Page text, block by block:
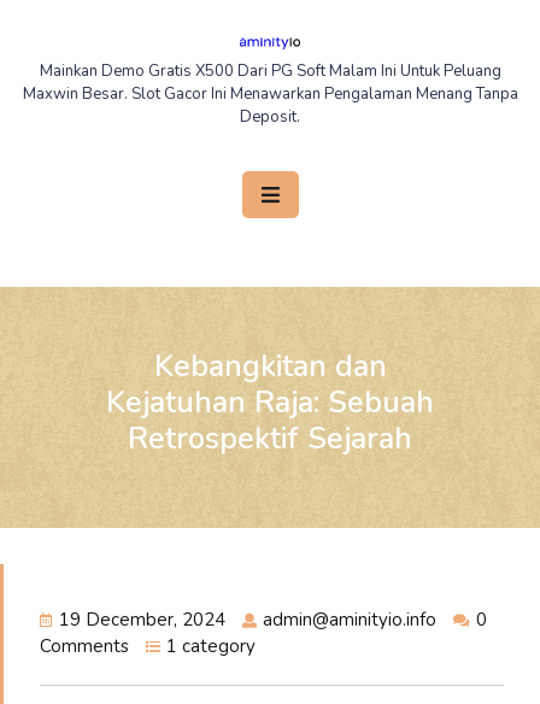
contentMainkan Demo Gratis X500 Dari PG Soft Malam Ini Untuk Peluang
Maxwin Besar. Slot Gacor Ini Menawarkan Pengalaman Menang Tanpa
Deposit.
Button
Kebangkitan dan
Kejatuhan Raja: Sebuah
Retrospektif Sejarah
19 December, 2024 admin@aminityio.info
0
Comments
1 category